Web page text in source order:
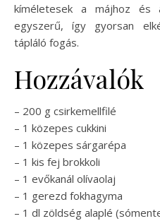
kíméletesek a májhoz és
egyszerű, így gyorsan
tápláló fogás.
Hozzávalók
– 200 g csirkemellfilé
– 1 közepes cukkini
– 1 közepes sárgarépa
– 1 kis fej brokkoli
– 1 evőkanál olívaolaj
– 1 gerezd fokhagyma
– 1 dl zöldség alaplé